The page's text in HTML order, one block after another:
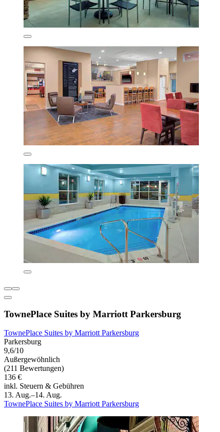
TownePlace Suites by Marriott Parkersburg
TownePlace Suites by Marriott Parkersburg
Parkersburg
9,6/10
Außergewöhnlich
(211 Bewertungen)
136 €
inkl. Steuern & Gebühren
13. Aug.–14. Aug.
TownePlace Suites by Marriott Parkersburg